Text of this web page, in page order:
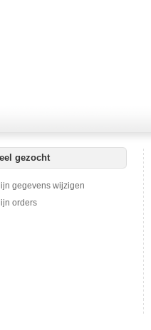
gezocht
gegevens wijzigen
orders